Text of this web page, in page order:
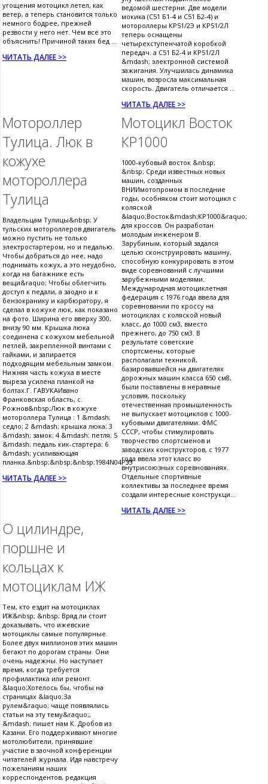
угощения мотоцикл летел, как
ветер, а теперь становится только
немного бодрее, прежней
резвости у него нет. Чем все это
объяснить! Причиной таких бед ...
ЧИТАТЬ ДАЛЕЕ >>
ведомой шестерни. Две модели
мокика (С51 Б1-4 и С51 Б2-4) и
мотороллеры КР51/2Э и КР51/2Л
теперь оснащены
четырехступенчатой коробкой
передач. а С51 Б2-4 и КР51/2Л
&mdash; электронной системой
зажигания. Улучшилась динамика
машин, возросла максимальная
скорость. Двигатель отличается ...
ЧИТАТЬ ДАЛЕЕ >>
Мотороллер
Тулица. Люк в
кожухе
мотороллера
Тулица
Владельцам Тулицы&nbsp; У
тульских мотороллеров двигатель
можно пустить не только
электростартером, но и педалью.
Чтобы добраться до нее, надо
поднимать кожух, а это неудобно,
когда на багажнике есть
вещи&raquo; Чтобы облегчить
доступ к педали, а заодно и к
бензокранику и карбюратору, я
сделал в кожухе люк, как показано
на фото. Ширина его вверху 300,
внизу 90 мм. Крышка люка
соединена с кожухом мебельной
петлей, закрепленной винтами с
гайками, и запирается
подходящим мебельным замком.
Нижняя часть кожуха в месте
выреза усилена планкой на
болтах.Г. ГАВУКАИвано
Франковская область, с.
Рожнов&nbsp;Люк в кожухе
мотороллера Тулица : 1 &mdash;
седло; 2 &mdash; крышка люка; 3
&mdash; замок; 4 &mdash; петля; 5
&mdash; педаль кик-стартера; 6
&mdash; усиливающая
планка.&nbsp;&nbsp;&nbsp;1984N04P33
ЧИТАТЬ ДАЛЕЕ >>
Мотоцикл Восток
КР1000
1000-кубовый восток &nbsp;
&nbsp; Среди известных новых
машин, созданных
ВНИИмотопромом в последние
годы, особняком стоит мотоцикл с
коляской
&laquo;Восток&mdash;КР1000&raquo;
для кроссов. Он разработан
молодым инженером В.
Зарубиным, который задался
целью сконструировать машину,
способную конкурировать в этом
виде соревнований с лучшими
зарубежными моделями.
Международная мотоциклетная
федерация с 1976 года ввела для
соревновании по кроссу на
мотоциклах с коляской новый
класс, до 1000 см3, вместо
прежнего, до 750 см3. В
результате советские
спортсмены, которые
располагали техникой,
базировавшейся на двигателях
дорожных машин класса 650 см8,
были поставлены в неравные
условия, поскольку
отечественная промышленность
не выпускает мотоциклов с 1000-
кубовыми двигателями. ФМС
СССР, чтобы стимулировать
творчество спортсменов и
заводских конструкторов, с 1977
года ввела этот класс во
внутрисоюзных соревнованиях.
Отдельные спортивные
коллективы за последнее время
создали интересные конструкци...
ЧИТАТЬ ДАЛЕЕ >>
О цилиндре,
поршне и
кольцах к
мотоциклам ИЖ
Тем, кто ездит на мотоциклах
ИЖ&nbsp; &nbsp; Вряд ли стоит
доказывать, что ижевские
мотоциклы самые популярные.
Более двух миллионов этих машин
бегают по дорогам страны. Они
очень надежны. Но наступает
время, когда требуется
профилактика или ремонт.
&laquo;Хотелось бы, чтобы на
страницах &laquo;За
рулем&raquo; чаще появлялись
статьи на эту тему&raquo;,
&mdash; пишет нам К. Дробов из
Казани. Его поддерживают многие
мотолюбители, принявшие
участие в заочной конференции
читателей журнала. Идя навстречу
пожеланиям наших
корреспондентов, редакция